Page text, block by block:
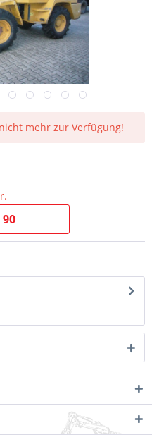
mehr zur Verfügung!